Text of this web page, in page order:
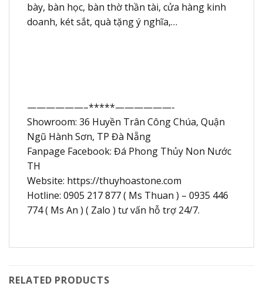
bày, bàn học, bàn thờ thần tài, cửa hàng kinh
doanh, két sắt, quà tặng ý nghĩa,…
——————–*****——————-
Showroom: 36 Huyền Trân Công Chúa, Quận
Ngũ Hành Sơn, TP Đà Nẵng
Fanpage Facebook: Đá Phong Thủy Non Nước
TH
Website: https://thuyhoastone.com
Hotline: 0905 217 877 ( Ms Thuan ) – 0935 446
774 ( Ms An ) ( Zalo ) tư vấn hỗ trợ 24/7.
RELATED PRODUCTS